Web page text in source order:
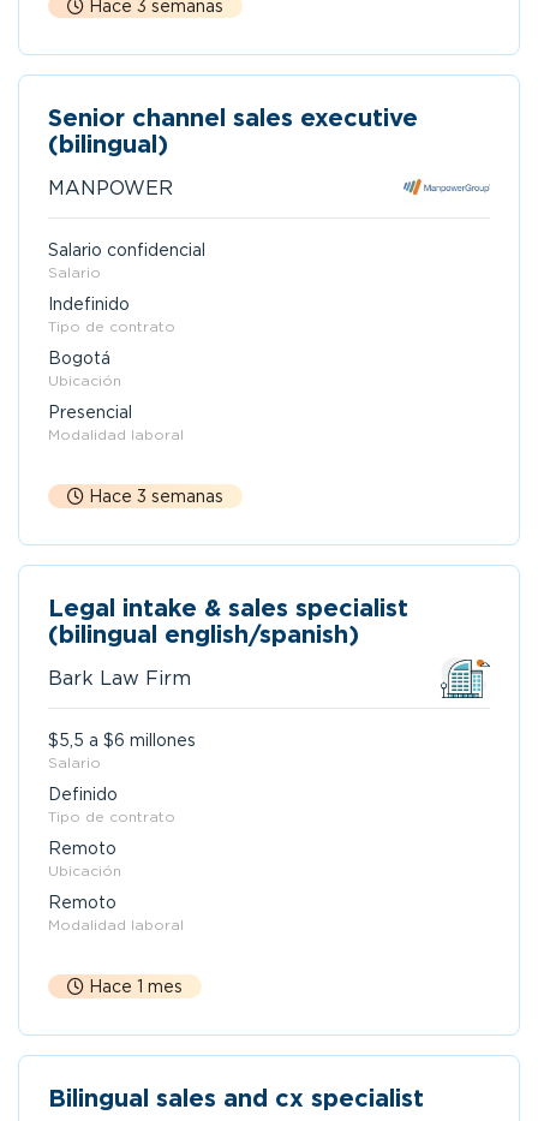
Hace 3 semanas
Senior channel sales executive
(bilingual)
MANPOWER
Salario confidencial
Salario
Indefinido
Tipo de contrato
Bogotá
Ubicación
Presencial
Modalidad laboral
Hace 3 semanas
Legal intake & sales specialist
(bilingual english/spanish)
Bark Law Firm
$5,5 a $6 millones
Salario
Definido
Tipo de contrato
Remoto
Ubicación
Remoto
Modalidad laboral
Hace 1 mes
Bilingual sales and cx specialist